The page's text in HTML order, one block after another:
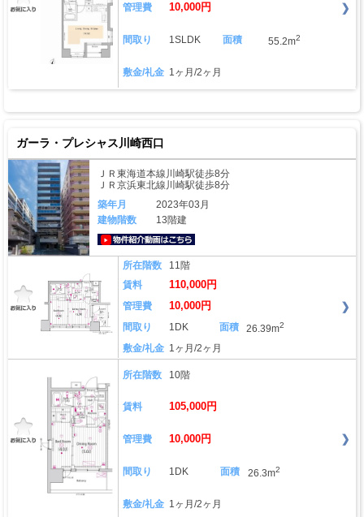
管理費 10,000円
間取り 1SLDK 面積 55.2m2
敷金/礼金 1ヶ月/2ヶ月
ガーラ・プレシャス川崎西口
ＪＲ東海道本線川崎駅徒歩8分
ＪＲ京浜東北線川崎駅徒歩8分
築年月
2023年03月
建物階数
13階建
所在階数
11階
賃料
110,000円
管理費 10,000円
間取り 1DK 面積 26.39m2
敷金/礼金 1ヶ月/2ヶ月
所在階数 10階
賃料 105,000円
管理費 10,000円
間取り 1DK 面積 26.3m2
敷金/礼金 1ヶ月/2ヶ月